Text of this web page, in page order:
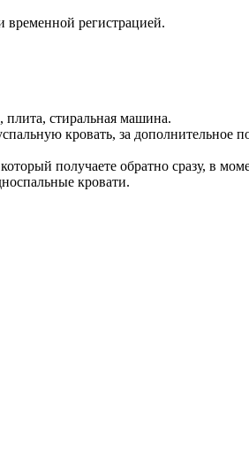
временной регистрацией.
стиральная машина.
кровать, за дополнительное
получаете обратно сразу, в
кровати.